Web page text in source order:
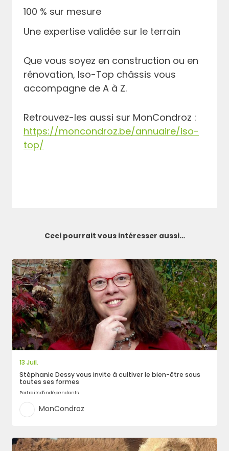
Rechercher
100 % sur mesure
Une expertise validée sur le terrain
Que vous soyez en construction ou en
rénovation, Iso-Top châssis vous
accompagne de A à Z.
Retrouvez-les aussi sur MonCondroz :
https://moncondroz.be/annuaire/iso-
top/
Ceci pourrait vous intéresser aussi…
13 Juil.
Stéphanie Dessy vous invite à cultiver le bien-être sous
toutes ses formes
Portraits d'indépendants
MonCondroz